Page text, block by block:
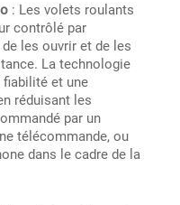
: Les volets roulants
contrôlé par
les ouvrir et de les
La technologie
fiabilité et une
réduisant les
par un
télécommande, ou
dans le cadre de la